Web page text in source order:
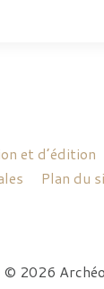
et d’édition
Plan du
© 2026